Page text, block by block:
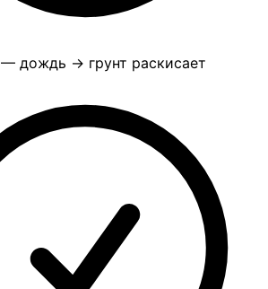
— дождь → грунт раскисает